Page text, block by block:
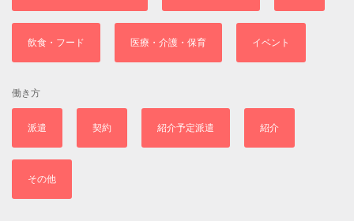
飲食・フード 医療・介護・保育 イベント
働き方
派遣 契約 紹介予定派遣 紹介
その他